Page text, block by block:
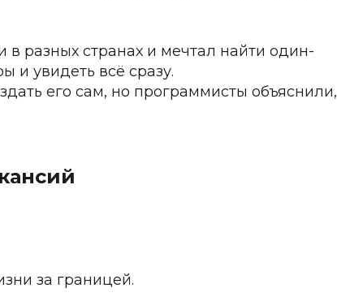
разных странах и мечтал найти один-
и увидеть всё сразу.
его сам, но программисты объяснили,
за границей.